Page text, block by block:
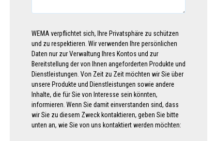
WEMA verpflichtet sich, Ihre Privatsphäre zu schützen
und zu respektieren. Wir verwenden Ihre persönlichen
Daten nur zur Verwaltung Ihres Kontos und zur
Bereitstellung der von Ihnen angeforderten Produkte und
Dienstleistungen. Von Zeit zu Zeit möchten wir Sie über
unsere Produkte und Dienstleistungen sowie andere
Inhalte, die für Sie von Interesse sein könnten,
informieren. Wenn Sie damit einverstanden sind, dass
wir Sie zu diesem Zweck kontaktieren, geben Sie bitte
unten an, wie Sie von uns kontaktiert werden möchten: